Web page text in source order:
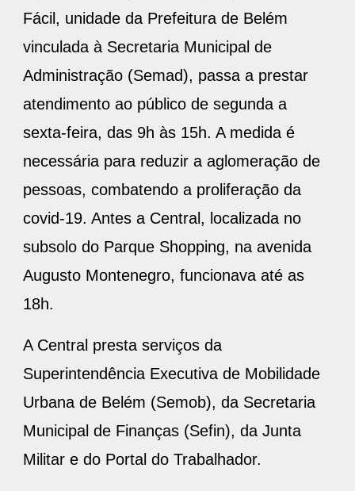
Fácil, unidade da Prefeitura de Belém
vinculada à Secretaria Municipal de
Administração (Semad), passa a prestar
atendimento ao público de segunda a
sexta-feira, das 9h às 15h. A medida é
necessária para reduzir a aglomeração de
pessoas, combatendo a proliferação da
covid-19. Antes a Central, localizada no
subsolo do Parque Shopping, na avenida
Augusto Montenegro, funcionava até as
18h.
A Central presta serviços da
Superintendência Executiva de Mobilidade
Urbana de Belém (Semob), da Secretaria
Municipal de Finanças (Sefin), da Junta
Militar e do Portal do Trabalhador.